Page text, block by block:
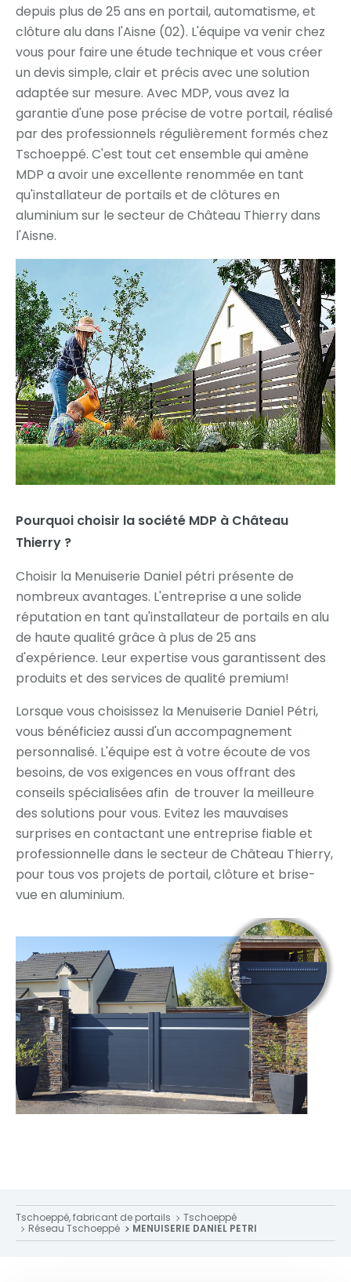
depuis plus de 25 ans en portail, automatisme, et
clôture alu dans l'Aisne (02). L'équipe va venir chez
vous pour faire une étude technique et vous créer
un devis simple, clair et précis avec une solution
adaptée sur mesure. Avec MDP, vous avez la
garantie d'une pose précise de votre portail, réalisé
par des professionnels régulièrement formés chez
Tschoeppé. C'est tout cet ensemble qui amène
MDP a avoir une excellente renommée en tant
qu'installateur de portails et de clôtures en
aluminium sur le secteur de Château Thierry dans
l'Aisne.
Pourquoi choisir la société MDP à Château
Thierry ?
Choisir la Menuiserie Daniel pétri présente de
nombreux avantages. L'entreprise a une solide
réputation en tant qu'installateur de portails en alu
de haute qualité grâce à plus de 25 ans
d'expérience. Leur expertise vous garantissent des
produits et des services de qualité premium!
Lorsque vous choisissez la Menuiserie Daniel Pétri,
vous bénéficiez aussi d'un accompagnement
personnalisé. L'équipe est à votre écoute de vos
besoins, de vos exigences en vous offrant des
conseils spécialisées afin de trouver la meilleure
des solutions pour vous. Evitez les mauvaises
surprises en contactant une entreprise fiable et
professionnelle dans le secteur de Château Thierry,
pour tous vos projets de portail, clôture et brise-
vue en aluminium.
Tschoeppé, fabricant de portails
Tschoeppé
Réseau Tschoeppé
MENUISERIE DANIEL PETRI